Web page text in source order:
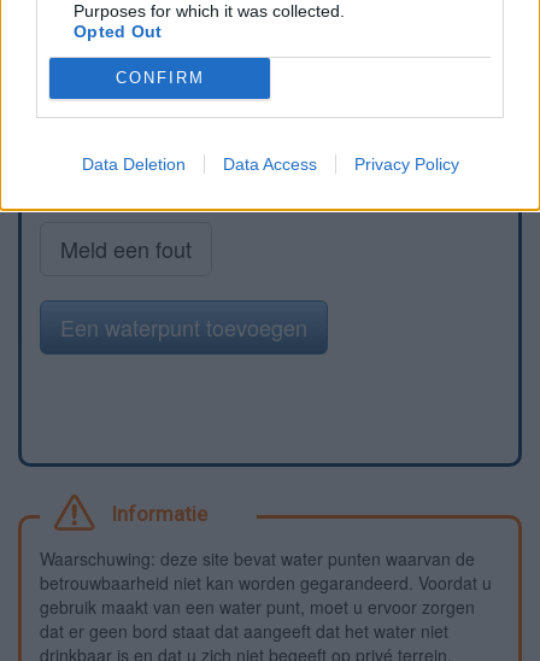
Purposes for which it was collected.
Opted Out
CONFIRM
Data Deletion Data Access Privacy Policy
Meld een fout
Een waterpunt toevoegen
Informatie
Waarschuwing: deze site bevat water punten waarvan de
betrouwbaarheid niet kan worden gegarandeerd. Voordat u
gebruik maakt van een water punt, moet u ervoor zorgen
dat er geen bord staat dat aangeeft dat het water niet
drinkbaar is en dat u zich niet begeeft op privé terrein.